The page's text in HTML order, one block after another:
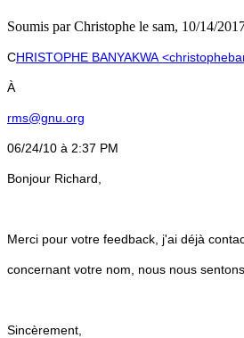
Soumis parChristophe le sam, 10/14/
CHRISTOPHE BANYAKWA
À
rms@gnu.org
06/24/10 à 2:37 PM
Bonjour Richard,
Merci pour votre feedback, j'ai déjà
concernant votre nom, nous nous
Sincèrement,